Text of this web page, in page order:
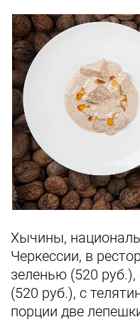
Хычины,
Черкессии, в
зеленью (520
(520 руб.), с
порции две